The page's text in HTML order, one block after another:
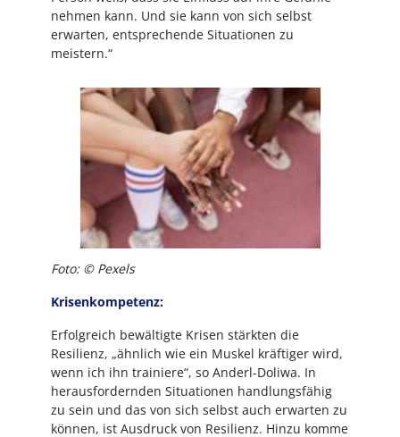
nehmen kann. Und sie kann von sich selbst
erwarten, entsprechende Situationen zu
meistern.“
Bild
Foto: © Pexels
Krisenkompetenz:
Erfolgreich bewältigte Krisen stärkten die
Resilienz, „ähnlich wie ein Muskel kräftiger wird,
wenn ich ihn trainiere“, so Anderl-Doliwa. In
herausfordernden Situationen handlungsfähig
zu sein und das von sich selbst auch erwarten zu
können, ist Ausdruck von Resilienz. Hinzu komme